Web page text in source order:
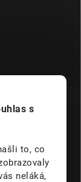
s
to, co
neláká,